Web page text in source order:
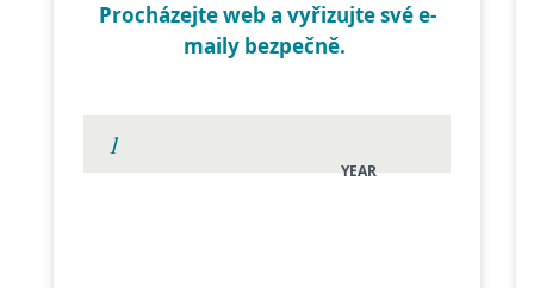
Procházejte web a vyřizujte své e-
maily bezpečně.
YEAR